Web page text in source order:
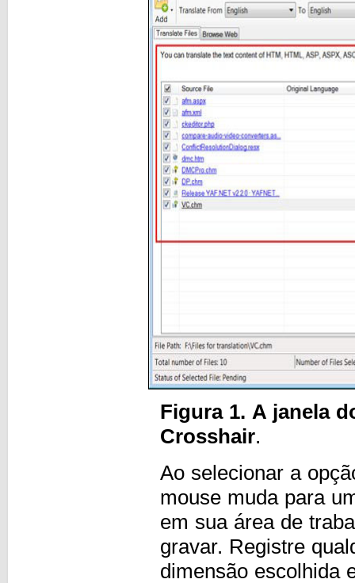
Figura 1. A janela
Crosshair.
Ao selecionar a
mouse muda para
em sua área de
gravar. Registre
dimensão escolhida